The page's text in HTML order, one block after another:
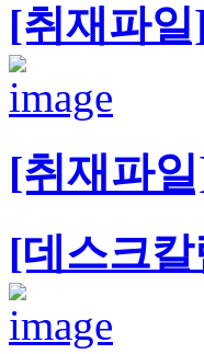
[취재파
[취재파
[데스크칼